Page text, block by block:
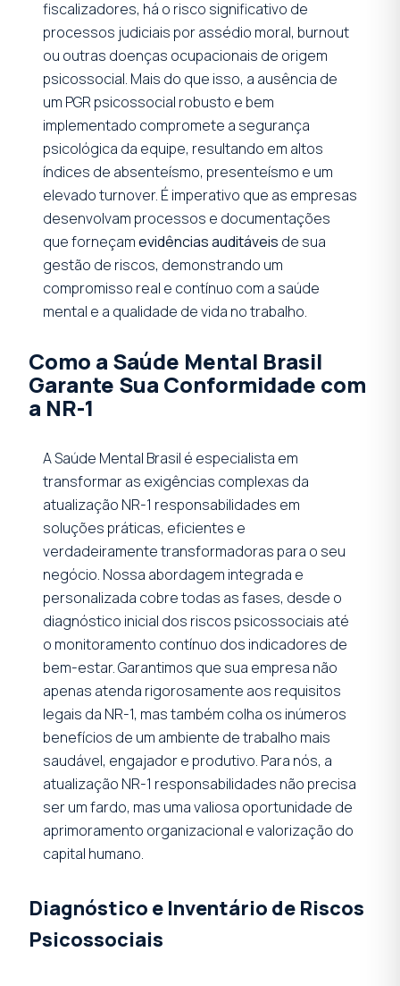
fiscalizadores, há o risco significativo de
processos judiciais por assédio moral, burnout
ou outras doenças ocupacionais de origem
psicossocial. Mais do que isso, a ausência de
um PGR psicossocial robusto e bem
implementado compromete a segurança
psicológica da equipe, resultando em altos
índices de absenteísmo, presenteísmo e um
elevado turnover. É imperativo que as empresas
desenvolvam processos e documentações
que forneçamevidências auditáveis de sua
gestão de riscos, demonstrando um
compromisso real e contínuo com a saúde
mental e a qualidade de vida no trabalho.
Como a Saúde Mental Brasil
Garante Sua Conformidade com
a NR-1
A Saúde Mental Brasil é especialista em
transformar as exigências complexas da
atualização NR-1 responsabilidades em
soluções práticas, eficientes e
verdadeiramente transformadoras para o seu
negócio. Nossa abordagem integrada e
personalizada cobre todas as fases, desde o
diagnóstico inicial dos riscos psicossociais até
o monitoramento contínuo dos indicadores de
bem-estar. Garantimos que sua empresa não
apenas atenda rigorosamente aos requisitos
legais da NR-1, mas também colha os inúmeros
benefícios de um ambiente de trabalho mais
saudável, engajador e produtivo. Para nós, a
atualização NR-1 responsabilidades não precisa
ser um fardo, mas uma valiosa oportunidade de
aprimoramento organizacional e valorização do
capital humano.
Diagnóstico e Inventário de Riscos
Psicossociais